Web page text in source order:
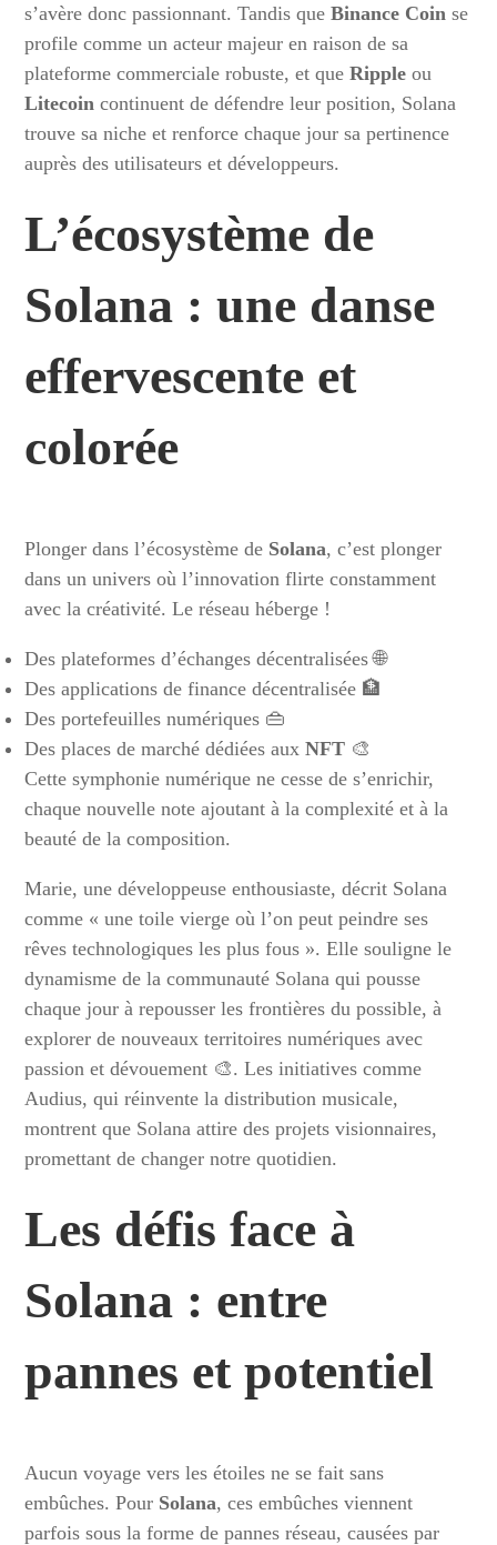
s’avère donc passionnant. Tandis queBinance Coin se
profile comme un acteur majeur en raison de sa
plateforme commerciale robuste, et queRipple ou
Litecoin continuent de défendre leur position, Solana
trouve sa niche et renforce chaque jour sa pertinence
auprès des utilisateurs et développeurs.
L’écosystème de
Solana : une danse
effervescente et
colorée
Plonger dans l’écosystème de Solana, c’est plonger
dans un univers où l’innovation flirte constamment
avec la créativité. Le réseau héberge !
Des plateformes d’échanges décentralisées 🌐
Des applications de finance décentralisée 🏦
Des portefeuilles numériques 👜
Des places de marché dédiées auxNFT 🎨
Cette symphonie numérique ne cesse de s’enrichir,
chaque nouvelle note ajoutant à la complexité et à la
beauté de la composition.
Marie, une développeuse enthousiaste, décrit Solana
comme « une toile vierge où l’on peut peindre ses
rêves technologiques les plus fous ». Elle souligne le
dynamisme de la communauté Solana qui pousse
chaque jour à repousser les frontières du possible, à
explorer de nouveaux territoires numériques avec
passion et dévouement 🎨. Les initiatives comme
Audius, qui réinvente la distribution musicale,
montrent que Solana attire des projets visionnaires,
promettant de changer notre quotidien.
Les défis face à
Solana : entre
pannes et potentiel
Aucun voyage vers les étoiles ne se fait sans
embûches. Pour Solana, ces embûches viennent
parfois sous la forme de pannes réseau, causées par